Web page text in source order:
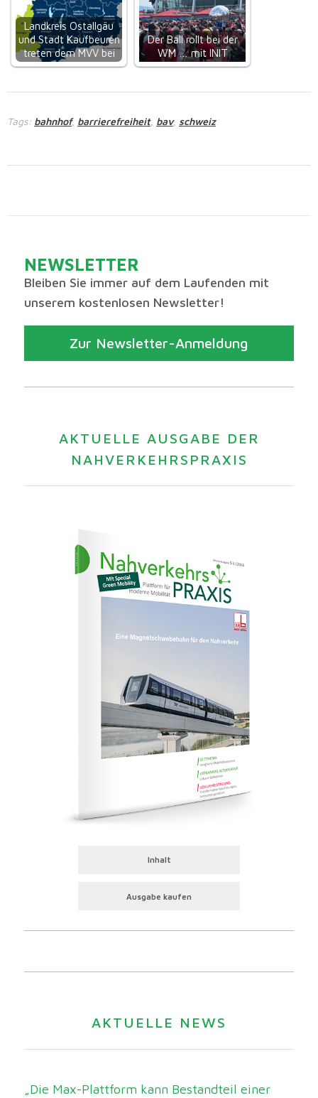
Landkreis Ostallgäu
und Stadt Kaufbeuren
treten dem MVV bei
Der Ball rollt bei der
WM … mit INIT
Tags: bahnhof, barrierefreiheit, bav, schweiz
NEWSLETTER
Bleiben Sie immer auf dem Laufenden mit
unserem kostenlosen Newsletter!
Zur Newsletter-Anmeldung
AKTUELLE AUSGABE DER
NAHVERKEHRSPRAXIS
Inhalt
Ausgabe kaufen
AKTUELLE NEWS
„Die Max-Plattform kann Bestandteil einer